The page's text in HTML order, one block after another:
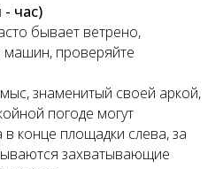
- час)
бывает ветрено,
машин, проверяйте
знаменитый своей аркой,
погоде могут
конце площадки слева, за
захватывающие